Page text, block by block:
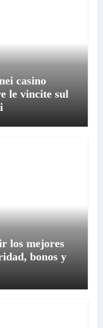
casino
le vincite sul
los mejores
bonos y